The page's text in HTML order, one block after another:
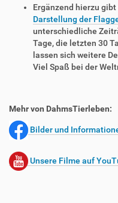
Ergänzend hierzu gibt
Darstellung der
unterschiedliche
Tage, die letzten 30
lassen sich weitere
Viel Spaß bei der
Mehr von DahmsTierleben:
Bilder und
Unsere Filme auf